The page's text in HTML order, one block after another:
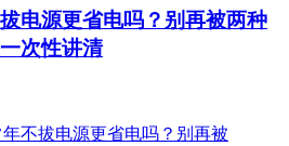
电源更省电吗？别再被两种
次性讲清